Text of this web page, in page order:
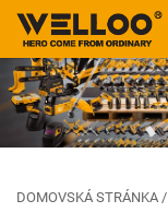
DOMOVSKÁ STRÁNKA /